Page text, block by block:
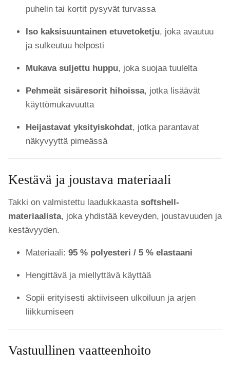
puhelin tai kortit pysyvät turvassa
Iso kaksisuuntainen etuvetoketju, joka avautuu
ja sulkeutuu helposti
Mukava suljettu huppu, joka suojaa tuulelta
Pehmeät sisäresorit hihoissa, jotka lisäävät
käyttömukavuutta
Heijastavat yksityiskohdat, jotka parantavat
näkyvyyttä pimeässä
Kestävä ja joustava materiaali
Takki on valmistettu laadukkaasta softshell-
materiaalista, joka yhdistää keveyden, joustavuuden ja
kestävyyden.
Materiaali: 95 % polyesteri / 5 % elastaani
Hengittävä ja miellyttävä käyttää
Sopii erityisesti aktiiviseen ulkoiluun ja arjen
liikkumiseen
Vastuullinen vaatteenhoito